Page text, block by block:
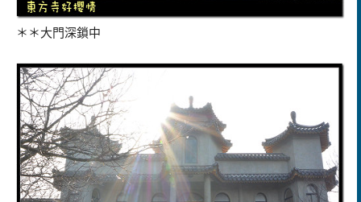
＊＊大門深鎖中